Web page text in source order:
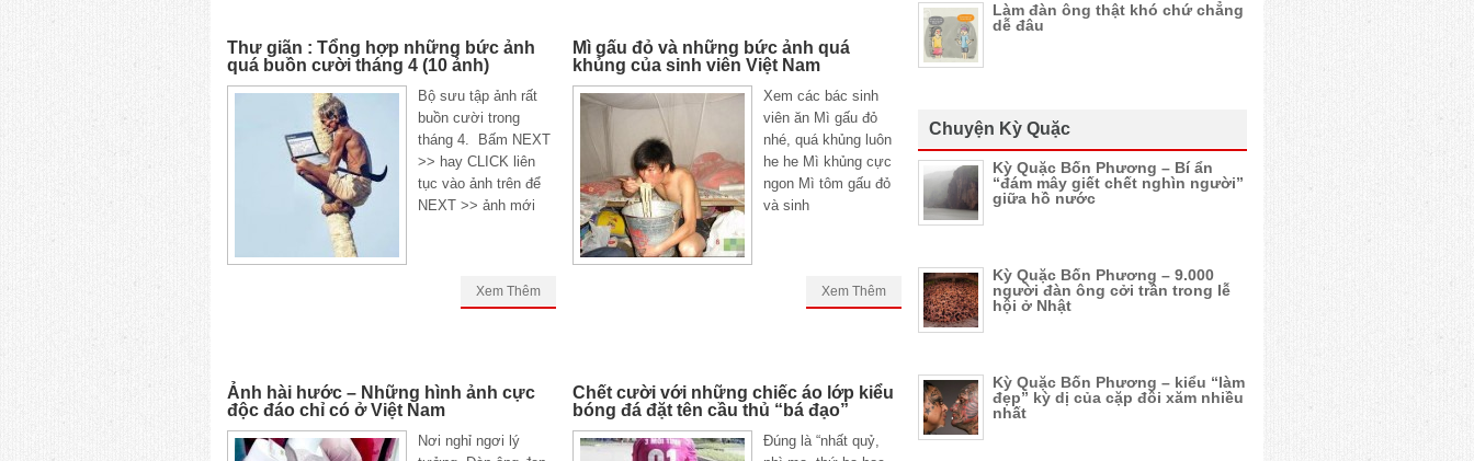
Thư giãn : Tổng hợp những bức ảnh
quá buồn cười tháng 4 (10 ảnh)
Bộ sưu tập ảnh rất
buồn cười trong
tháng 4. Bấm NEXT
>> hay CLICK liên
tục vào ảnh trên để
NEXT >> ảnh mới
Xem Thêm
Mì gấu đỏ và những bức ảnh quá
khủng của sinh viên Việt Nam
Xem các bác sinh
viên ăn Mì gấu đỏ
nhé, quá khủng luôn
he he Mì khủng cực
ngon Mì tôm gấu đỏ
và sinh
Xem Thêm
Ảnh hài hước – Những hình ảnh cực
độc đáo chỉ có ở Việt Nam
Nơi nghỉ ngơi lý
Chết cười với những chiếc áo lớp kiểu
bóng đá đặt tên cầu thủ “bá đạo”
Đúng là “nhất quỷ,
Làm đàn ông thật khó chứ chẳng
dễ đâu
Chuyện Kỳ Quặc
Kỳ Quặc Bốn Phương – Bí ẩn
“đám mây giết chết nghìn người”
giữa hồ nước
Kỳ Quặc Bốn Phương – 9.000
người đàn ông cởi trần trong lễ
hội ở Nhật
Kỳ Quặc Bốn Phương – kiểu “làm
đẹp” kỳ dị của cặp đôi xăm nhiều
nhất